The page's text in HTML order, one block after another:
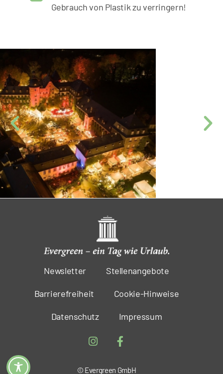
Gebrauch von Plastik zu verringern!
Newsletter Stellenangebote
Barrierefreiheit Cookie-Hinweise
Datenschutz Impressum
© Evergreen GmbH